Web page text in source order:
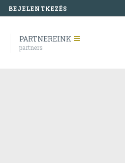
BEJELENTKEZÉS
PARTNEREINK
partners